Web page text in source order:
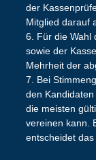
der
Mitglied darauf
6. Für die Wahl
sowie der
Mehrheit der
7. Bei
den
die meisten
vereinen kann.
entscheidet das